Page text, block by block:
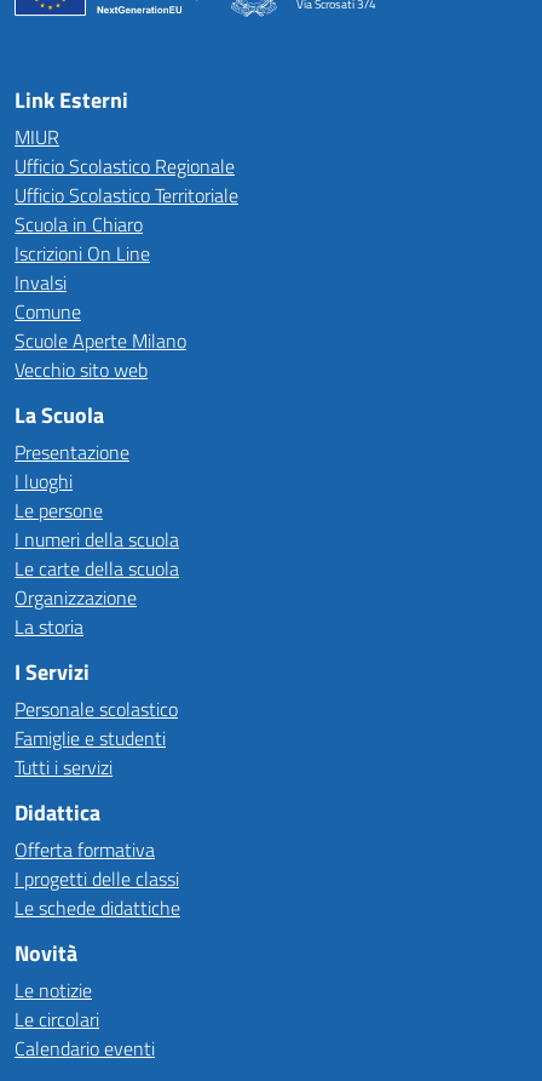
Via Scrosati 3/4
Link Esterni
MIUR
Ufficio Scolastico Regionale
Ufficio Scolastico Territoriale
Scuola in Chiaro
Iscrizioni On Line
Invalsi
Comune
Scuole Aperte Milano
Vecchio sito web
La Scuola
Presentazione
I luoghi
Le persone
I numeri della scuola
Le carte della scuola
Organizzazione
La storia
I Servizi
Personale scolastico
Famiglie e studenti
Tutti i servizi
Didattica
Offerta formativa
I progetti delle classi
Le schede didattiche
Novità
Le notizie
Le circolari
Calendario eventi